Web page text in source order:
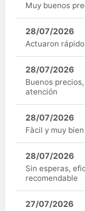
Muy buenos
28/07/2026
Actuaron
28/07/2026
Buenos
atención
28/07/2026
Fàcil y muy
28/07/2026
Sin esperas,
recomendable
27/07/2026